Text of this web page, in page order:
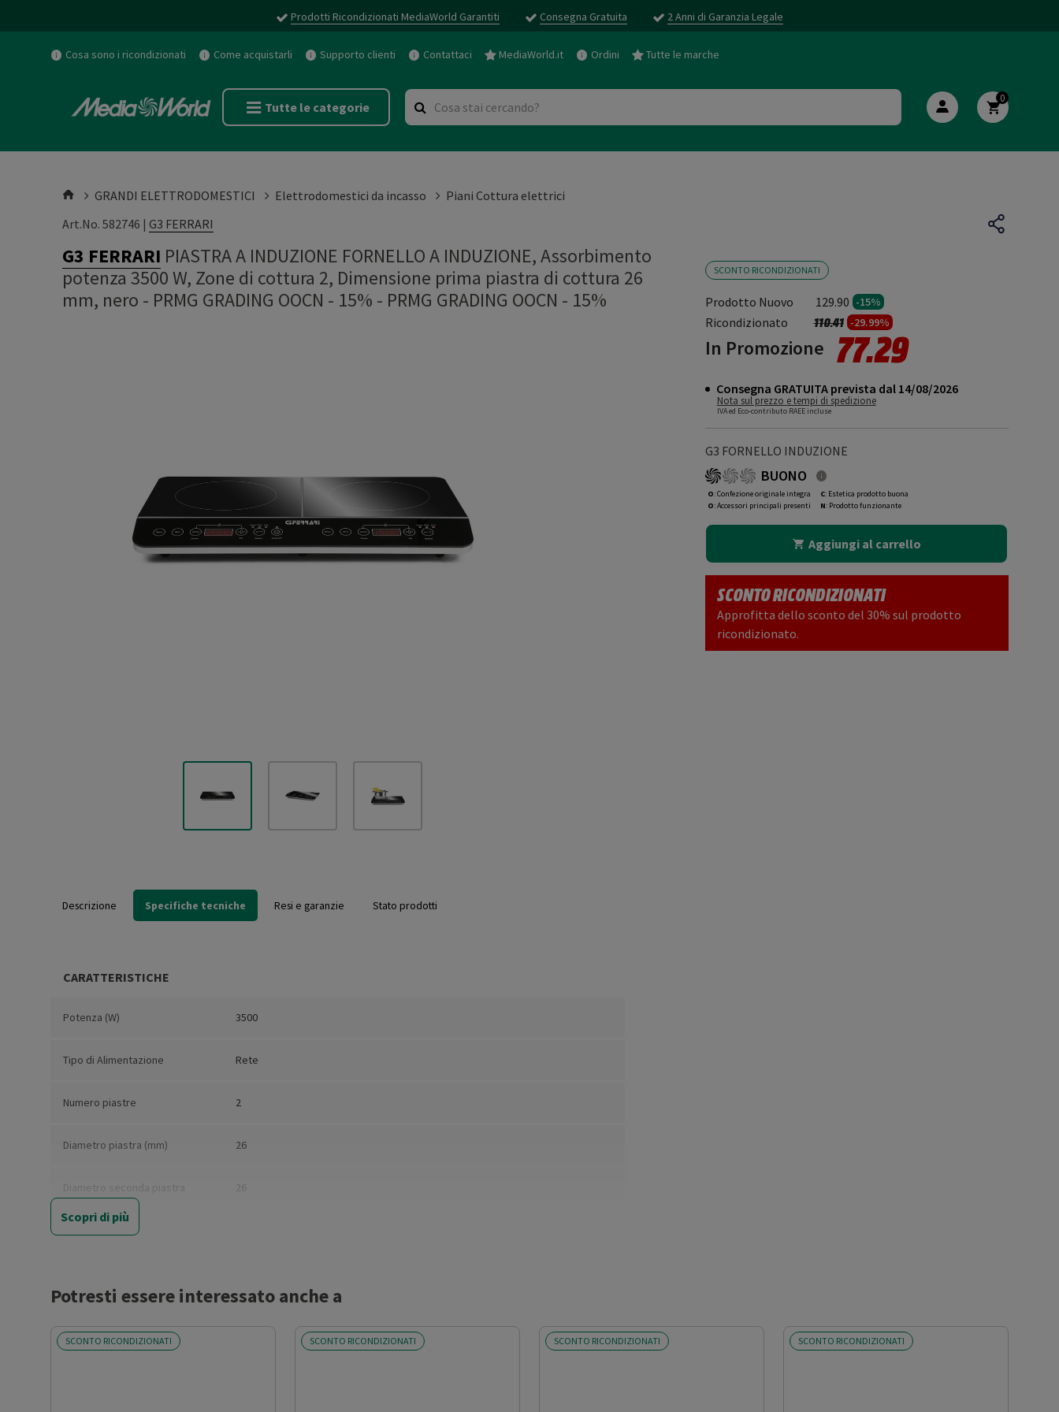
Prodotti Ricondizionati MediaWorld Garantiti Consegna Gratuita 2 Anni di Garanzia Legale
Cosa sono i ricondizionati Come acquistarli Supporto clienti Contattaci MediaWorld.it Ordini Tutte le marche
Tutte le categorie
0
GRANDI ELETTRODOMESTICI Elettrodomestici da incasso
Piani Cottura elettrici
Art.No. 582746 | G3 FERRARI
G3 FERRARI PIASTRA A INDUZIONE FORNELLO A INDUZIONE, Assorbimento
potenza 3500 W, Zone di cottura 2, Dimensione prima piastra di cottura 26
mm, nero - PRMG GRADING OOCN - 15% - PRMG GRADING OOCN - 15%
SCONTO RICONDIZIONATI
Prodotto Nuovo 129.90 -15%
Ricondizionato Prezzo ridotto da
110.41a-29.99%
In Promozione 77.29
Consegna GRATUITA prevista dal 14/08/2026
Nota sul prezzo e tempi di spedizione
IVA ed Eco-contributo RAEE incluse
G3 FORNELLO INDUZIONE
BUONO
O: Confezione originale integra
O: Accessori principali presenti
C: Estetica prodotto buona
N: Prodotto funzionante
Aggiungi al carrello
SCONTO RICONDIZIONATI
Approfitta dello sconto del 30% sul prodotto
ricondizionato.
Descrizione Specifiche tecniche Resi e garanzie Stato prodotti
CARATTERISTICHE
Potenza (W) 3500
Tipo di Alimentazione Rete
Numero piastre 2
Diametro piastra (mm) 26
Diametro seconda piastra
(mm)
26
Timer
Spia di controllo Sì
Scopri di più
Potresti essere interessato anche a
SCONTO RICONDIZIONATI SCONTO RICONDIZIONATI SCONTO RICONDIZIONATI SCONTO RICONDIZIONATI